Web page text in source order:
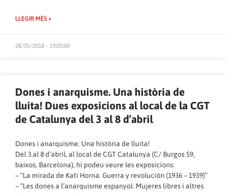
LLEGIR MÉS »
28/05/2018 - 19:05:00
Dones i anarquisme. Una història de
lluita! Dues exposicions al local de la CGT
de Catalunya del 3 al 8 d’abril
Dones i anarquisme. Una història de lluita!
Del 3 al 8 d’abril, al local de CGT Catalunya (C/ Burgos 59,
baixos, Barcelona), hi podeu veure les exposicions:
– “La mirada de Kati Horna. Guerra y revolución (1936 – 1939)”
– “Les dones a l’anarquisme espanyol. Mujeres libres i altres